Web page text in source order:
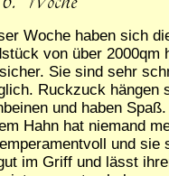
Woche haben sich
von über 2000qm
Sie sind sehr
Ruckzuck hängen
und haben
Hahn hat niemand
und sie
im Griff und lässt